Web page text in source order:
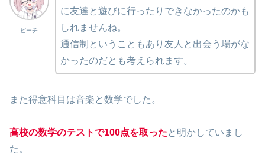
ピーチ
に友達と遊びに行ったりできなかったのかも
しれませんね。
通信制ということもあり友人と出会う場がな
かったのだとも考えられます。
また得意科目は音楽と数学でした。
高校の数学のテストで100点を取った と明かしていまし
た。